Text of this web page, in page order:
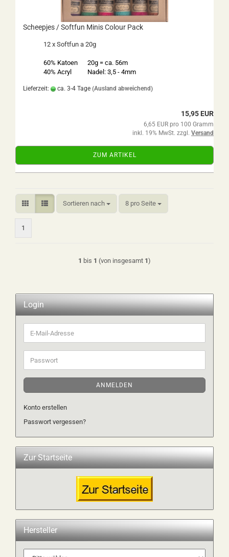
Scheepjes / Softfun Minis Colour Pack
12 x Softfun a 20g
60% Katoen
20g = ca. 56m
40% Acryl
Nadel: 3,5 - 4mm
Lieferzeit: ca. 3-4 Tage (Ausland abweichend)
15,95 EUR
6,65 EUR pro 100 Gramm
inkl. 19% MwSt. zzgl. Versand
ZUM ARTIKEL
Sortieren nach
Sortieren nach 8 pro Seite
pro Seite
1
1 bis 1 (von insgesamt 1)
Login
E-
Mail-
Adresse
Passwort
ANMELDEN
Konto erstellen
Passwort vergessen?
Zur Startseite
Hersteller